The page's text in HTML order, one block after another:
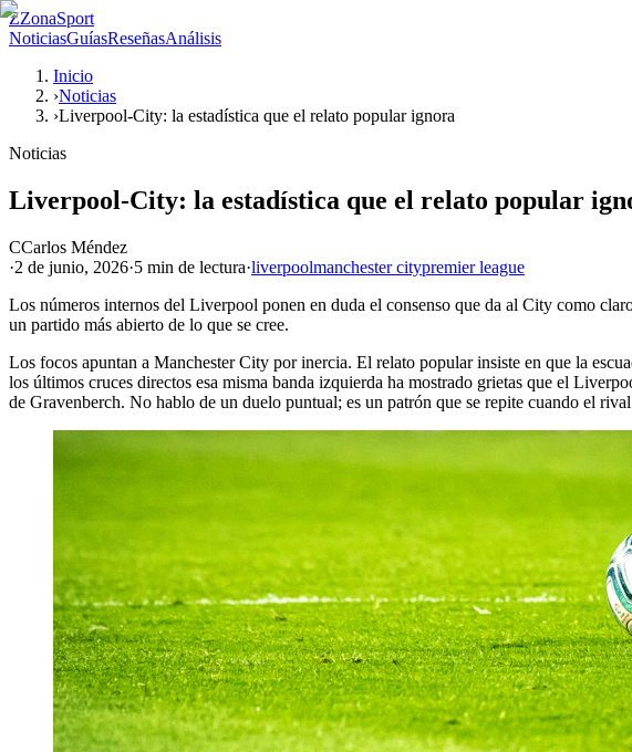
ZZonaSport
NoticiasGuíasReseñasAnálisis
Inicio
›Noticias
›Liverpool-City: la estadística que el relato popular ignora
Noticias
Liverpool-City: la estadística que el relato popular
CCarlos Méndez
·2 de junio, 2026·5 min de lectura·liverpoolmanchester citypremier league
Los números internos del Liverpool ponen en duda el consenso que da al City como
un partido más abierto de lo que se cree.
Los focos apuntan a Manchester City por inercia. El relato popular insiste en que la
los últimos cruces directos esa misma banda izquierda ha mostrado grietas que el
de Gravenberch. No hablo de un duelo puntual; es un patrón que se repite cuando el